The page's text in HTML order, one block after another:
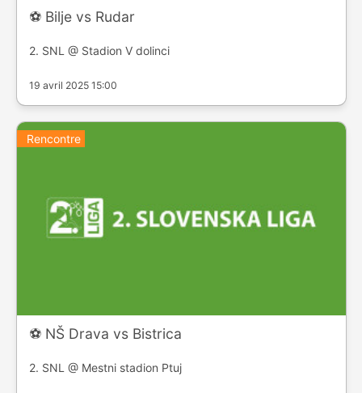
⚽️ Bilje vs Rudar
2. SNL @ Stadion V dolinci
19 avril 2025 15:00
Rencontre
⚽️ NŠ Drava vs Bistrica
2. SNL @ Mestni stadion Ptuj